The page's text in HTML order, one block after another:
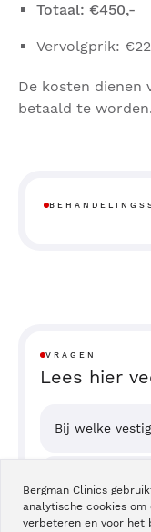
Bergman Clinics
analytische cookies
verbeteren en voor het
Totaal: €450,-
Vervolgprik:
De kosten dienen
betaald te worden.
VRAGEN
Lees hier
Bij welke
behandeling?